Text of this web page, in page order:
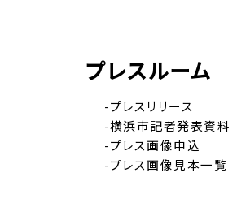
プレスルーム
-プレスリリース
-横浜市記者発表資料
-プレス画像申込
-プレス画像見本一覧